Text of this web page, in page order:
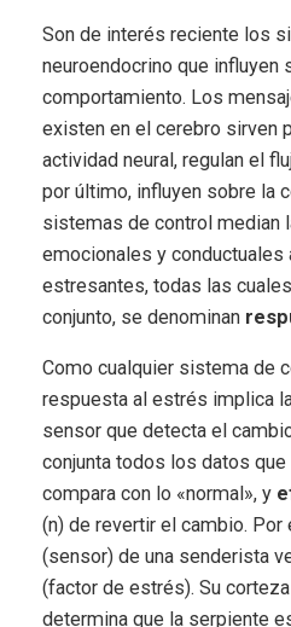
Son de interés reciente los
neuroendocrino que influyen
comportamiento. Los
existen en el cerebro sirven
actividad neural, regulan el
por último, influyen sobre la
sistemas de control median
emocionales y
estresantes, todas las
conjunto, se denominan
Como cualquier sistema de
respuesta al estrés implica
sensor que detecta el
conjunta todos los datos
compara con lo «normal», y
(n) de revertir el cambio. Por
(sensor) de una senderista
(factor de estrés). Su
determina que la serpiente